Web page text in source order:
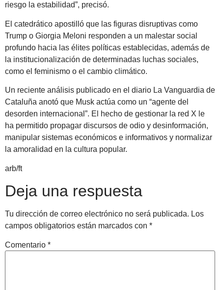
riesgo la estabilidad”, precisó.
El catedrático apostilló que las figuras disruptivas como
Trump o Giorgia Meloni responden a un malestar social
profundo hacia las élites políticas establecidas, además de
la institucionalización de determinadas luchas sociales,
como el feminismo o el cambio climático.
Un reciente análisis publicado en el diario La Vanguardia de
Cataluña anotó que Musk actúa como un “agente del
desorden internacional”. El hecho de gestionar la red X le
ha permitido propagar discursos de odio y desinformación,
manipular sistemas económicos e informativos y normalizar
la amoralidad en la cultura popular.
arb/ft
Deja una respuesta
Tu dirección de correo electrónico no será publicada. Los
campos obligatorios están marcados con *
Comentario *